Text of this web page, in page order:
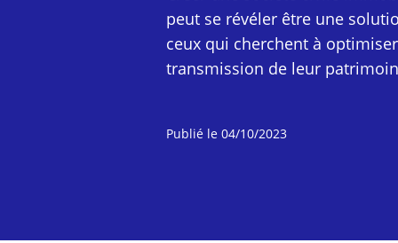
peut se révéler être une
ceux qui cherchent à
transmission de leur
Publié le 04/10/2023